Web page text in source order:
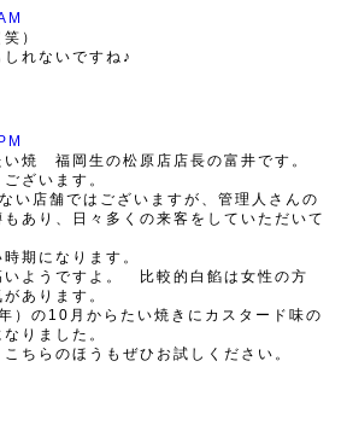
）
れないですね♪
焼 福岡生の松原店店長の富井です。
ざいます。
い店舗ではございますが、管理人さんの
あり、日々多くの来客をしていただいて
期になります。
いようですよ。 比較的白餡は女性の方
あります。
）の10月からたい焼きにカスタード味の
りました。
ちらのほうもぜひお試しください。